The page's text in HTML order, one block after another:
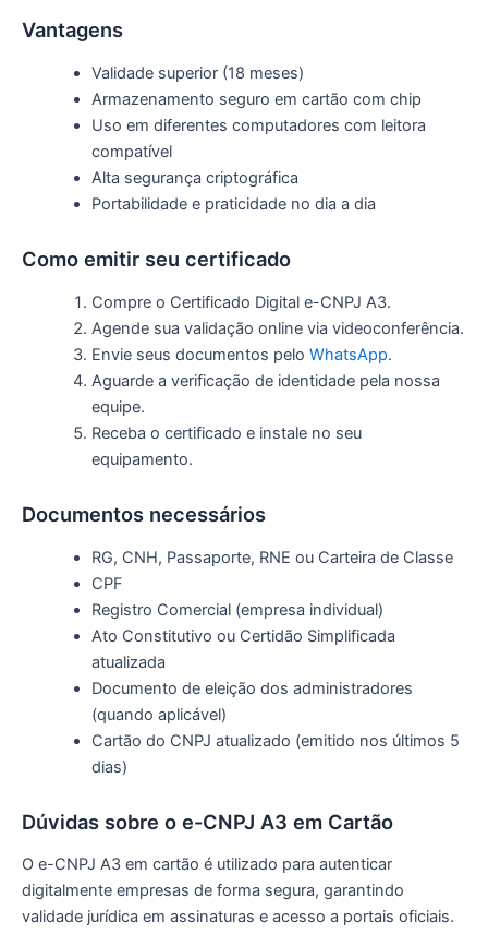
Vantagens
Validade superior (18 meses)
Armazenamento seguro em cartão com chip
Uso em diferentes computadores com leitora
compatível
Alta segurança criptográfica
Portabilidade e praticidade no dia a dia
Como emitir seu certificado
Compre o Certificado Digital e-CNPJ A3.
Agende sua validação online via videoconferência.
Envie seus documentos pelo WhatsApp.
Aguarde a verificação de identidade pela nossa
equipe.
Receba o certificado e instale no seu
equipamento.
Documentos necessários
RG, CNH, Passaporte, RNE ou Carteira de Classe
CPF
Registro Comercial (empresa individual)
Ato Constitutivo ou Certidão Simplificada
atualizada
Documento de eleição dos administradores
(quando aplicável)
Cartão do CNPJ atualizado (emitido nos últimos 5
dias)
Dúvidas sobre o e-CNPJ A3 em Cartão
O e-CNPJ A3 em cartão é utilizado para autenticar
digitalmente empresas de forma segura, garantindo
validade jurídica em assinaturas e acesso a portais oficiais.